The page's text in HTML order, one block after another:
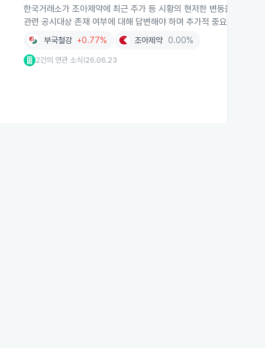
한국거래소가 조아제약에 최근 주가 등 시황의 현저한 변동을 이유
관련 공시대상 존재 여부에 대해 답변해야 하며 추가적 중요사항은 없
부국철강 +0.77% 조아제약 0.00%
2건의 연관 소식 26.06.23